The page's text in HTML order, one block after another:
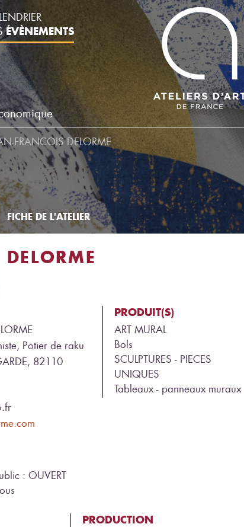
ÉVÈNEMENTS
FRANCOIS DELORME
FICHE DE L'ATELIER
DELORME
Potier de raku
82110
: OUVERT
PRODUIT(S)
ART MURAL
Bols
SCULPTURES - PIECES
UNIQUES
Tableaux - panneaux muraux
PRODUCTION